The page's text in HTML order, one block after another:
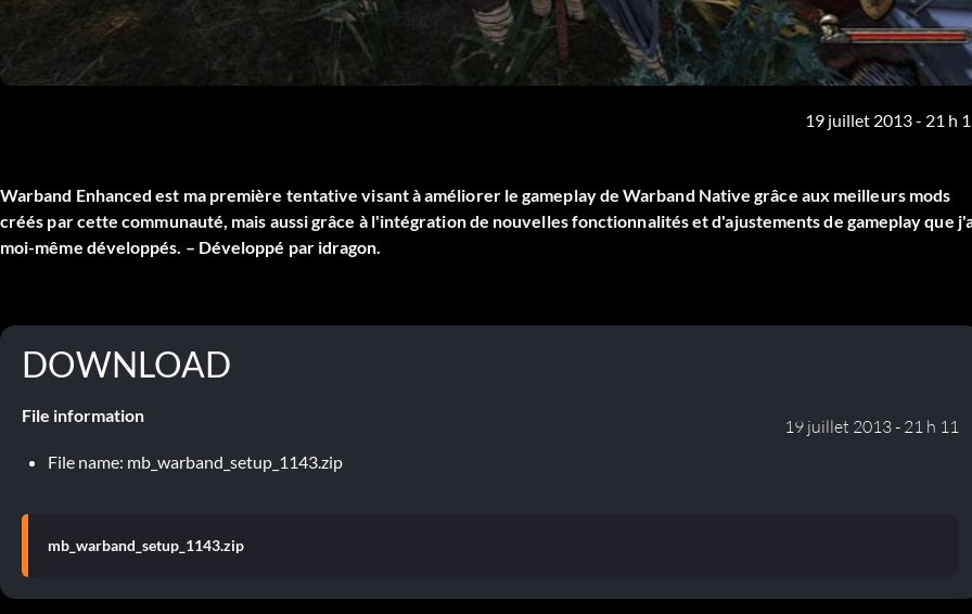
19 juillet 2013 - 21 h
Warband Enhanced est ma première tentative visant à améliorer le gameplay de Warband Native grâce aux meilleurs mods
créés par cette communauté, mais aussi grâce à l'intégration de nouvelles fonctionnalités et d'ajustements de gameplay que
moi-même développés. – Développé par idragon.
DOWNLOAD
File information
19 juillet 2013 - 21 h 11
File name: mb_warband_setup_1143.zip
mb_warband_setup_1143.zip